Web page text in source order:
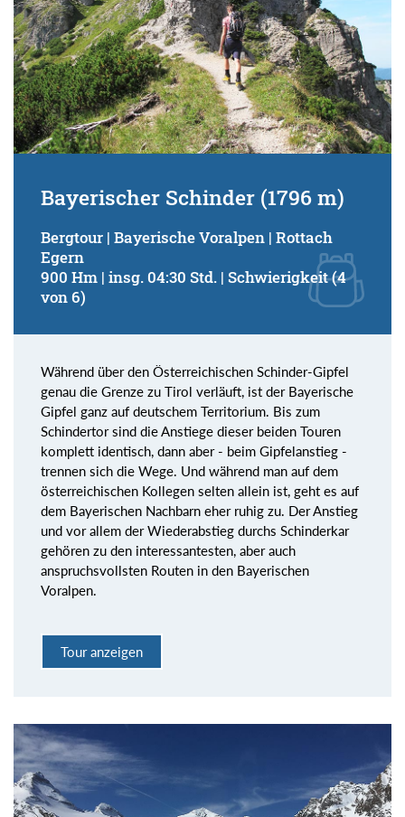
Bayerischer Schinder (1796 m)
Bergtour | Bayerische Voralpen | Rottach
Egern
900 Hm | insg. 04:30 Std. | Schwierigkeit (4
von 6)
Während über den Österreichischen Schinder-Gipfel
genau die Grenze zu Tirol verläuft, ist der Bayerische
Gipfel ganz auf deutschem Territorium. Bis zum
Schindertor sind die Anstiege dieser beiden Touren
komplett identisch, dann aber - beim Gipfelanstieg -
trennen sich die Wege. Und während man auf dem
österreichischen Kollegen selten allein ist, geht es auf
dem Bayerischen Nachbarn eher ruhig zu. Der Anstieg
und vor allem der Wiederabstieg durchs Schinderkar
gehören zu den interessantesten, aber auch
anspruchsvollsten Routen in den Bayerischen
Voralpen.
Tour anzeigen